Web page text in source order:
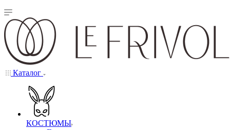
Каталог
КОСТЮМЫ